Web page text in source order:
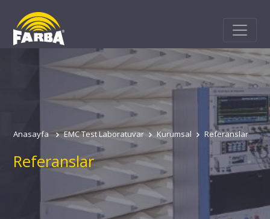
Anasayfa EMC Test Laboratuvar Kurumsal Referanslar
Referanslar